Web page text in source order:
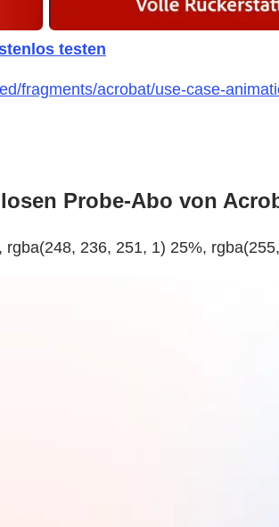
testen
fragments/acrobat/use-case-
Probe-Abo von
236, 251, 1) 25%,